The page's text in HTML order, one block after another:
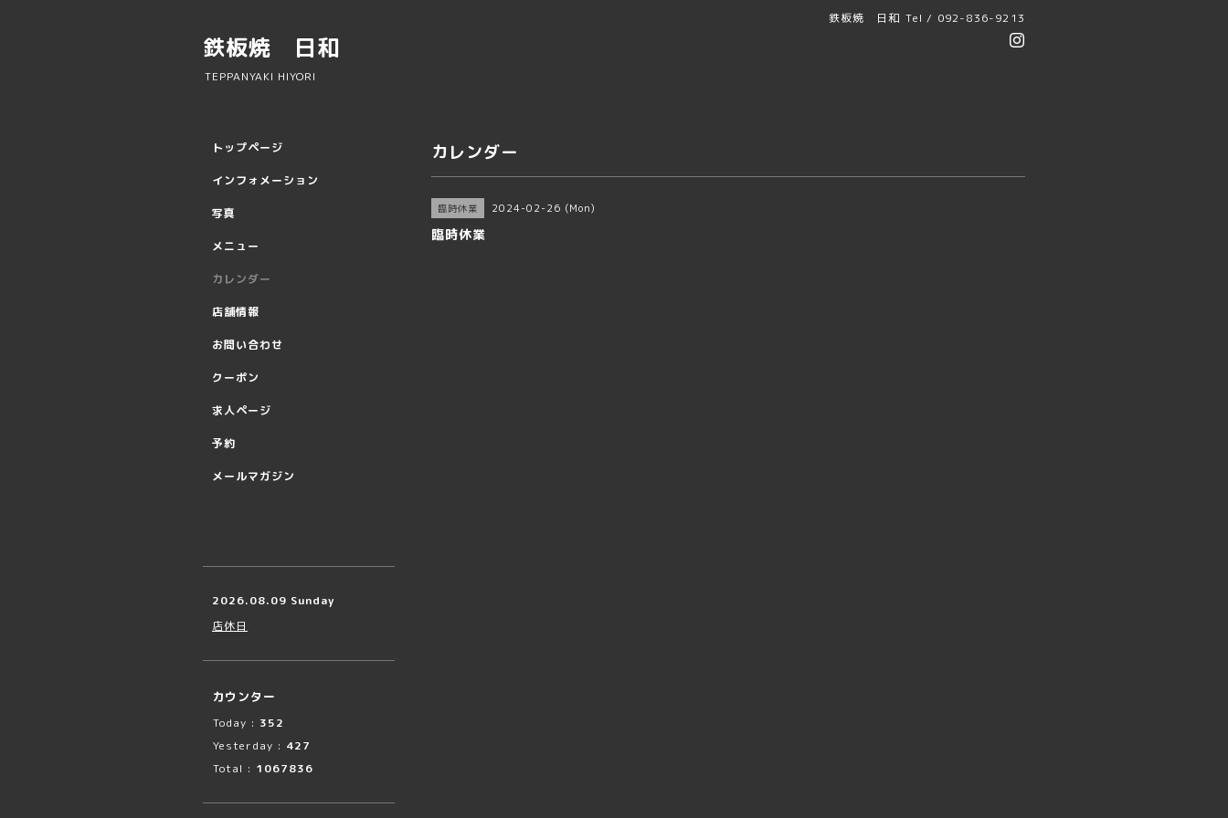
鉄板焼 日和 Tel / 092-836-9213
鉄板焼 日和
TEPPANYAKI HIYORI
カレンダー
臨時休業 2024-02-26 (Mon)
臨時休業
トップページ
インフォメーション
写真
メニュー
カレンダー
店舗情報
お問い合わせ
クーポン
求人ページ
予約
メールマガジン
2026.08.09 Sunday
店休日
カウンター
Today : 352
Yesterday : 427
Total : 1067836